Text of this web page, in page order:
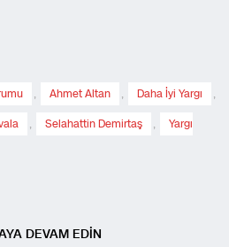
, Ahmet Altan , Daha İyi Yargı ,
, Selahattin Demirtaş ,
Yargı
DEVAM EDİN